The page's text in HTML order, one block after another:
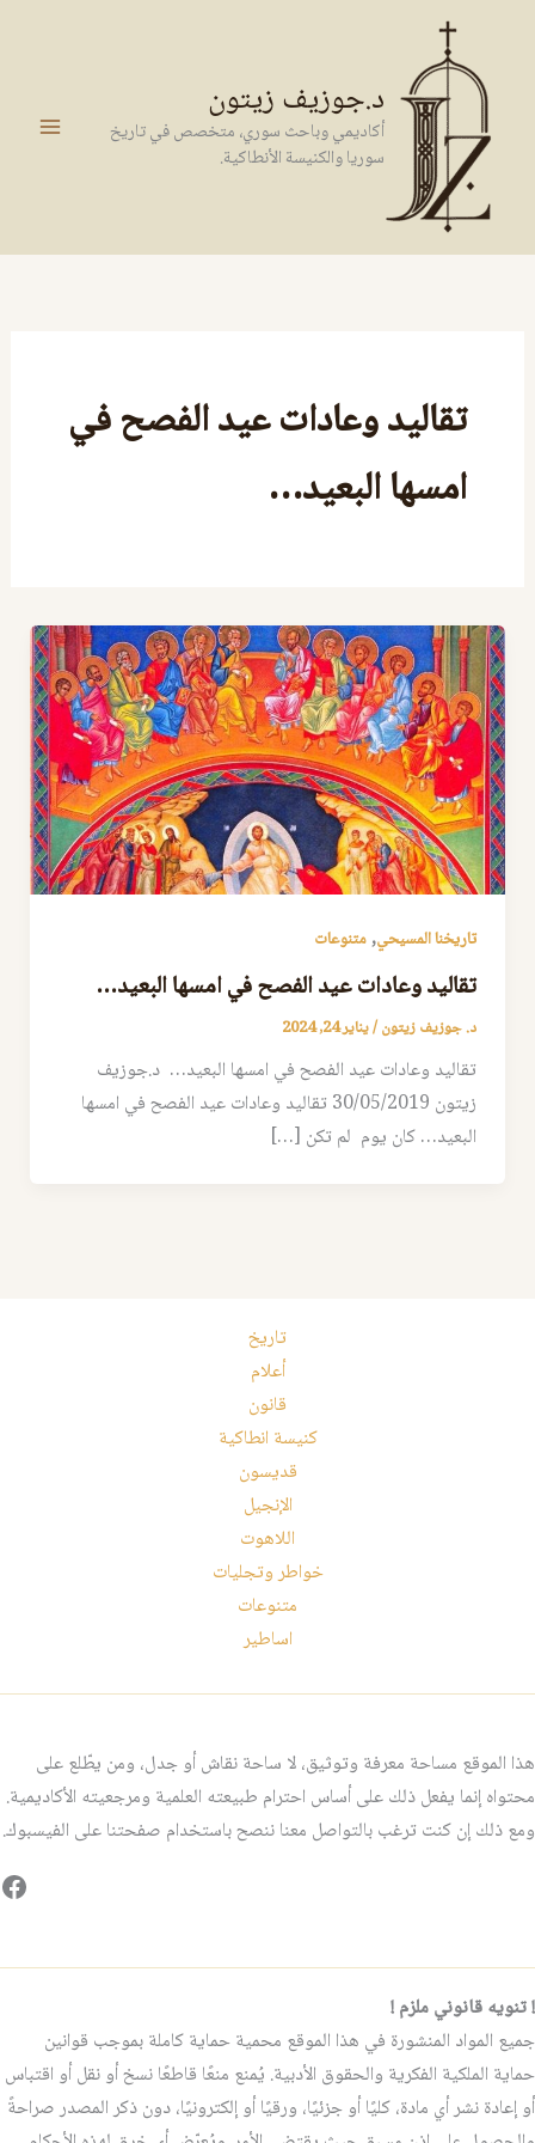
المحتوى
د.جوزيف زيتون
أكاديمي وباحث سوري، متخصص في تاريخ
سوريا والكنيسة الأنطاكية.
تقاليد وعادات عيد الفصح في
امسها البعيد…
تاريخنا المسيحي,متنوعات
تقاليد وعادات عيد الفصح في امسها البعيد…
د. جوزيف زيتون/يناير 24, 2024
تقاليد وعادات عيد الفصح في امسها البعيد… د.جوزيف
زيتون 30/05/2019 تقاليد وعادات عيد الفصح في امسها
البعيد… كان يوم لم تكن […]
تاريخ
أعلام
قانون
كنيسة انطاكية
قديسون
الإنجيل
اللاهوت
خواطر وتجليات
متنوعات
اساطير
هذا الموقع مساحة معرفة وتوثيق، لا ساحة نقاش أو جدل، ومن يطّلع على
محتواه إنما يفعل ذلك على أساس احترام طبيعته العلمية ومرجعيته الأكاديمية.
ومع ذلك إن كنت ترغب بالتواصل معنا ننصح باستخدام صفحتنا على الفيسبوك.
! تنويه قانوني ملزم !
جميع المواد المنشورة في هذا الموقع محمية حماية كاملة بموجب قوانين
حماية الملكية الفكرية والحقوق الأدبية. يُمنع منعًا قاطعًا نسخ أو نقل أو اقتباس
أو إعادة نشر أي مادة، كليًا أو جزئيًا، ورقيًا أو إلكترونيًا، دون ذكر المصدر صراحةً